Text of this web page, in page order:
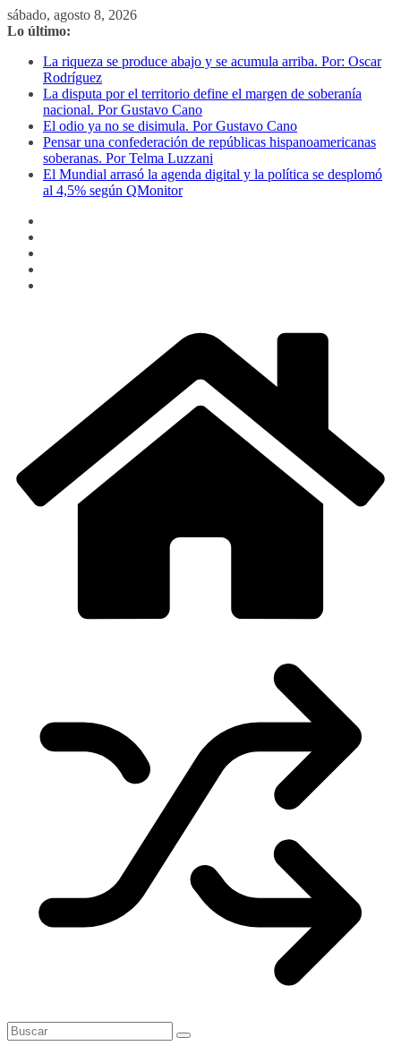
Saltar
al
sábado, agosto 8, 2026
Lo último:
La riqueza se produce abajo y se acumula arriba. Por: Oscar
Rodríguez
La disputa por el territorio define el margen de soberanía
nacional. Por Gustavo Cano
El odio ya no se disimula. Por Gustavo Cano
Pensar una confederación de repúblicas hispanoamericanas
soberanas. Por Telma Luzzani
El Mundial arrasó la agenda digital y la política se desplomó
al 4,5% según QMonitor